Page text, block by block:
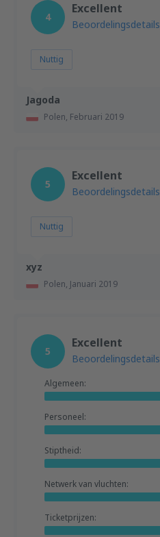
Jagoda
Polen, Februari 2019
4
Excellent
Beoordelingsdetails
Nuttig
xyz
Polen, Januari 2019
5
Excellent
Beoordelingsdetails
Nuttig
5
Excellent
Beoordelingsdetails
Algemeen:
Personeel:
Stiptheid:
Netwerk van vluchten:
Ticketprijzen: